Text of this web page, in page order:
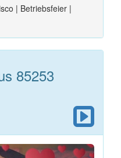
| Betriebsfeier |
85253